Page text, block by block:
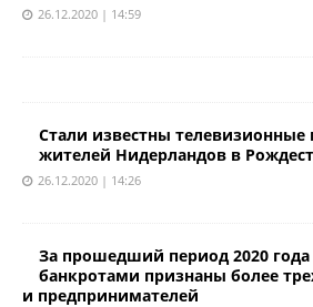
26.12.2020 | 14:59
Стали известны телевизионные
жителей Нидерландов в
26.12.2020 | 14:26
За прошедший период 2020
банкротами признаны более
и предпринимателей